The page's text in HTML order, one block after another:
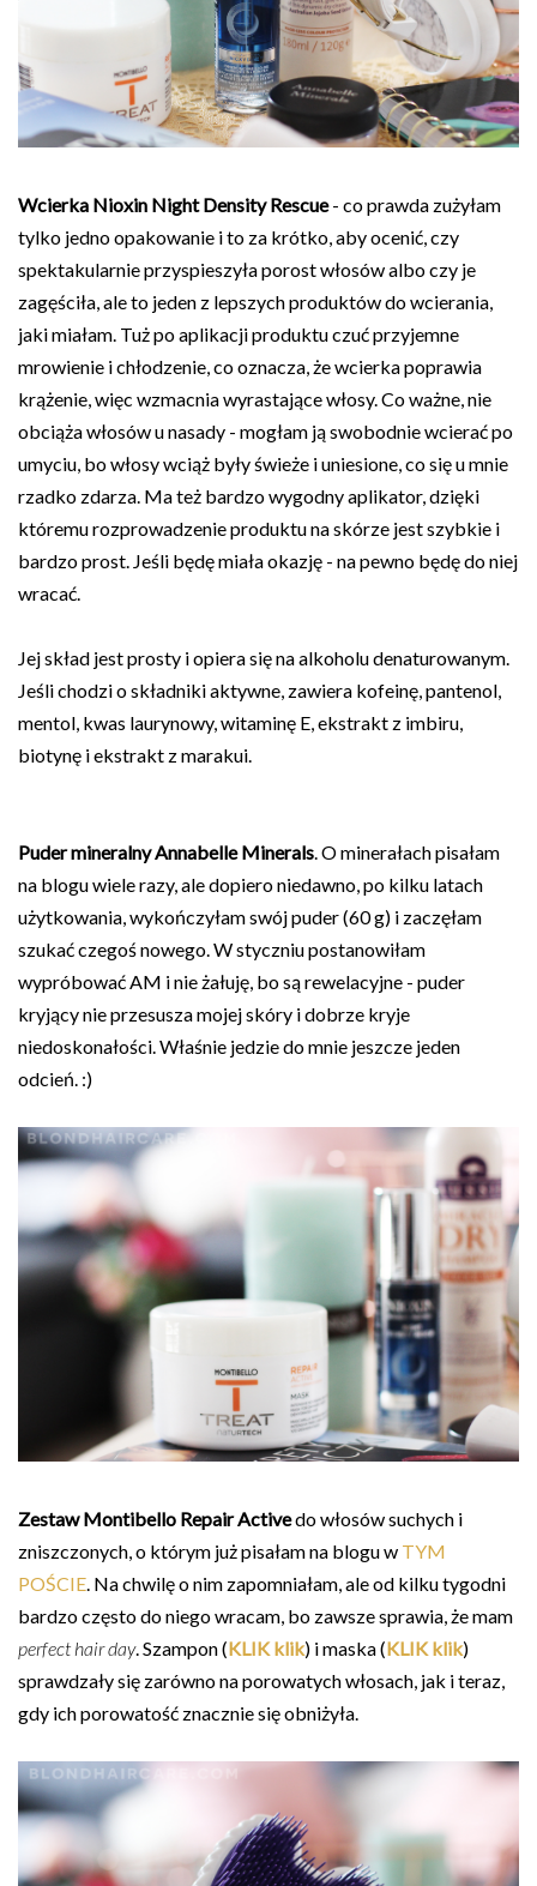
Wcierka Nioxin Night Density Rescue- co prawda zużyłam
tylko jedno opakowanie i to za krótko, aby ocenić, czy
spektakularnie przyspieszyła porost włosów albo czy je
zagęściła, ale to jeden z lepszych produktów do wcierania,
jaki miałam. Tuż po aplikacji produktu czuć przyjemne
mrowienie i chłodzenie, co oznacza, że wcierka poprawia
krążenie, więc wzmacnia wyrastające włosy. Co ważne, nie
obciąża włosów u nasady - mogłam ją swobodnie wcierać po
umyciu, bo włosy wciąż były świeże i uniesione, co się u mnie
rzadko zdarza. Ma też bardzo wygodny aplikator, dzięki
któremu rozprowadzenie produktu na skórze jest szybkie i
bardzo prost. Jeśli będę miała okazję - na pewno będę do niej
wracać.
Jej skład jest prosty i opiera się na alkoholu denaturowanym.
Jeśli chodzi o składniki aktywne, zawiera kofeinę, pantenol,
mentol, kwas laurynowy, witaminę E, ekstrakt z imbiru,
biotynę i ekstrakt z marakui.
Puder mineralny Annabelle Minerals. O minerałach pisałam
na blogu wiele razy, ale dopiero niedawno, po kilku latach
użytkowania, wykończyłam swój puder (60 g) i zaczęłam
szukać czegoś nowego. W styczniu postanowiłam
wypróbować AM i nie żałuję, bo są rewelacyjne - puder
kryjący nie przesusza mojej skóry i dobrze kryje
niedoskonałości. Właśnie jedzie do mnie jeszcze jeden
odcień. :)
Zestaw Montibello Repair Activedo włosów suchych i
zniszczonych, o którym już pisałam na blogu w TYM
POŚCIE . Na chwilę o nim zapomniałam, ale od kilku tygodni
bardzo często do niego wracam, bo zawsze sprawia, że mam
perfect hair day. Szampon (KLIK klik) i maska (KLIK klik)
sprawdzały się zarówno na porowatych włosach, jak i teraz,
gdy ich porowatość znacznie się obniżyła.